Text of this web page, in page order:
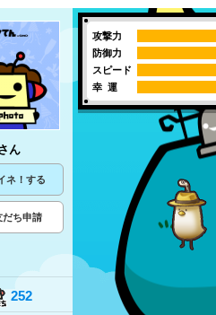
ん
ネ！する
だち申請
252
攻撃力
防御力
スピード
幸 運